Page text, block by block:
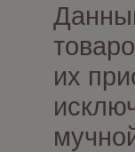
их